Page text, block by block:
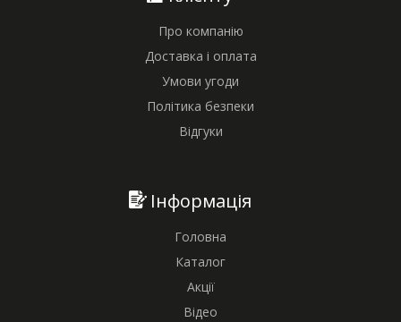
Про компанію
Доставка і оплата
Умови угоди
Політика безпеки
Відгуки
Інформація
Головна
Каталог
Акції
Відео